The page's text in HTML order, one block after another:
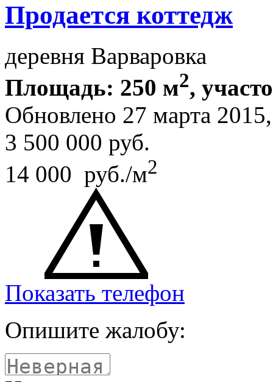
Продается коттедж
деревня Варваровка
Площадь: 250 м2,
Обновлено 27 марта
3 500 000 руб.
14 000 руб./м2
Показать телефон
Опишите жалобу: